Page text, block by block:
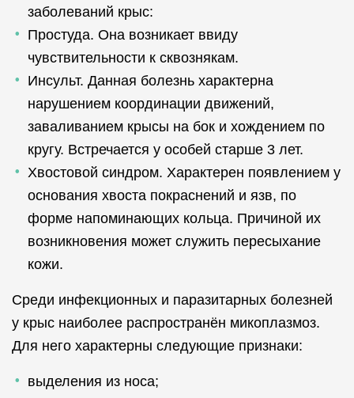
заболеваний крыс:
Простуда. Она возникает ввиду
чувствительности к сквознякам.
Инсульт. Данная болезнь характерна
нарушением координации движений,
заваливанием крысы на бок и хождением по
кругу. Встречается у особей старше 3 лет.
Хвостовой синдром. Характерен появлением у
основания хвоста покраснений и язв, по
форме напоминающих кольца. Причиной их
возникновения может служить пересыхание
кожи.
Среди инфекционных и паразитарных болезней
у крыс наиболее распространён микоплазмоз.
Для него характерны следующие признаки:
выделения из носа;